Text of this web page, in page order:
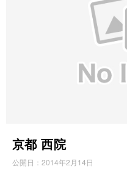
京都 西院
公開日： 2014年2月14日